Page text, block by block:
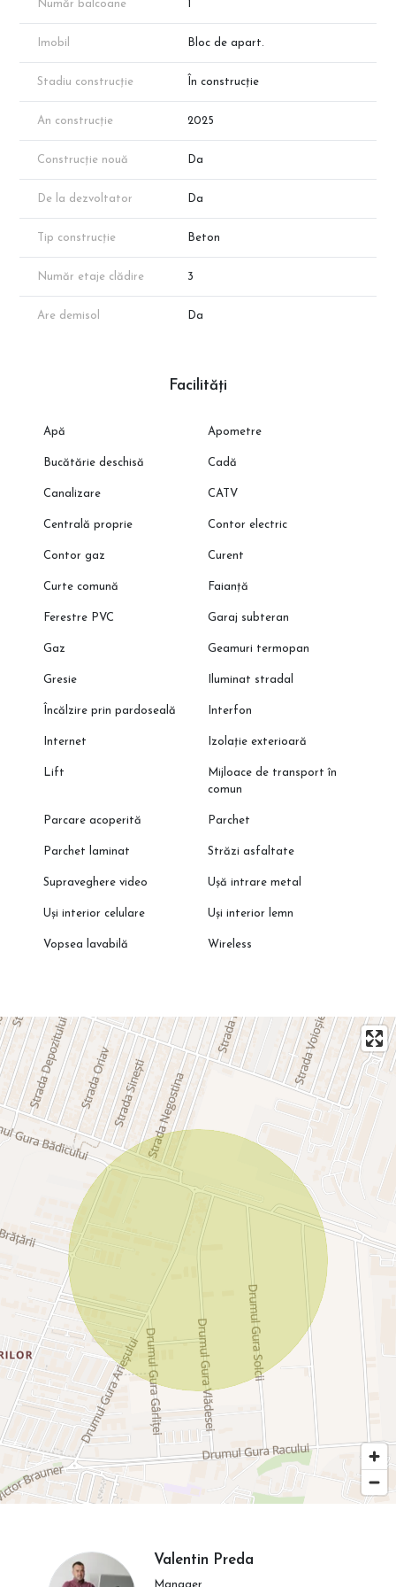
📞 Programează acum o vizionare cu reprezentantul direct al
Număr balcoane 1
Imobil Bloc de apart.
Stadiu construcție În construcție
An construcție 2025
Construcție nouă Da
De la dezvoltator Da
Tip construcție Beton
Număr etaje clădire 3
Are demisol Da
Facilități
Apă Apometre
Bucătărie deschisă Cadă
Canalizare CATV
Centrală proprie Contor electric
Contor gaz Curent
Curte comună Faianță
Ferestre PVC Garaj subteran
Gaz Geamuri termopan
Gresie Iluminat stradal
Încălzire prin pardoseală Interfon
Internet Izolație exterioară
Lift
Mijloace de transport în
comun
Parcare acoperită Parchet
Parchet laminat Străzi asfaltate
Supraveghere video Ușă intrare metal
Uși interior celulare Uși interior lemn
Vopsea lavabilă Wireless
Valentin Preda
Manager